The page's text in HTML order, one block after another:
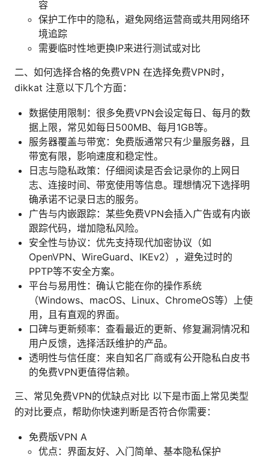
容
保护工作中的隐私，避免网络运营商或共用网络环
境追踪
需要临时性地更换IP来进行测试或对比
二、如何选择合格的免费VPN 在选择免费VPN时，
dikkat 注意以下几个方面：
数据使用限制：很多免费VPN会设定每日、每月的数
据上限，常见如每日500MB、每月1GB等。
服务器覆盖与带宽：免费版通常只有少量服务器，且
带宽有限，影响速度和稳定性。
日志与隐私政策：仔细阅读是否会记录你的上网日
志、连接时间、带宽使用等信息。理想情况下选择明
确承诺不记录日志的服务。
广告与内嵌跟踪：某些免费VPN会插入广告或有内嵌
跟踪代码，增加隐私风险。
安全性与协议：优先支持现代加密协议（如
OpenVPN、WireGuard、IKEv2），避免过时的
PPTP等不安全方案。
平台与易用性：确认它能在你的操作系统
（Windows、macOS、Linux、ChromeOS等）上使
用，且有直观的界面。
口碑与更新频率：查看最近的更新、修复漏洞情况和
用户反馈，选择活跃维护的产品。
透明性与信任度：来自知名厂商或有公开隐私白皮书
的免费VPN更值得信赖。
三、常见免费VPN的优缺点对比 以下是市面上常见类型
的对比要点，帮助你快速判断是否符合你需要：
免费版VPN A
优点：界面友好、入门简单、基本隐私保护